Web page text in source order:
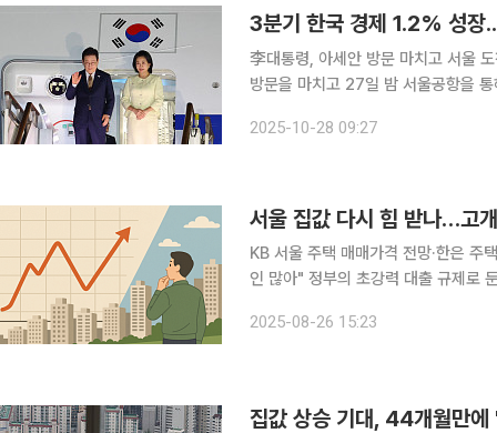
3분기 한국 경제 1.2% 성장
李대통령, 아세안 방문 마치고 서울 도착 이재명 대통령이 1박 2일간의 말레이시아 쿠알
방문을 마치고 27일 밤 서울공항을
와 한미·한중·한일 정상회담 준비에
2025-10-28 09:27
서울 집값 다시 힘 받나…고
KB 서울 주택 매매가격 전망·한은 주
인 많아" 정부의 초강력 대출 규제로 둔화한 서울 집값 상승세가 다시 탄력을 받을 수 있다는 관측이
으로 풀이된다. 공급 부족 외에도 집
2025-08-26 15:23
집값 상승 기대, 44개월만